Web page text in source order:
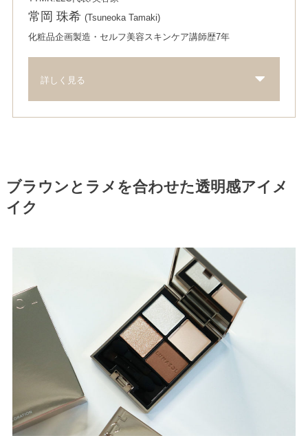
常岡 珠希(Tsuneoka Tamaki)
化粧品企画製造・セルフ美容スキンケア講師歴7年
詳しく見る
ブラウンとラメを合わせた透明感アイメ
イク